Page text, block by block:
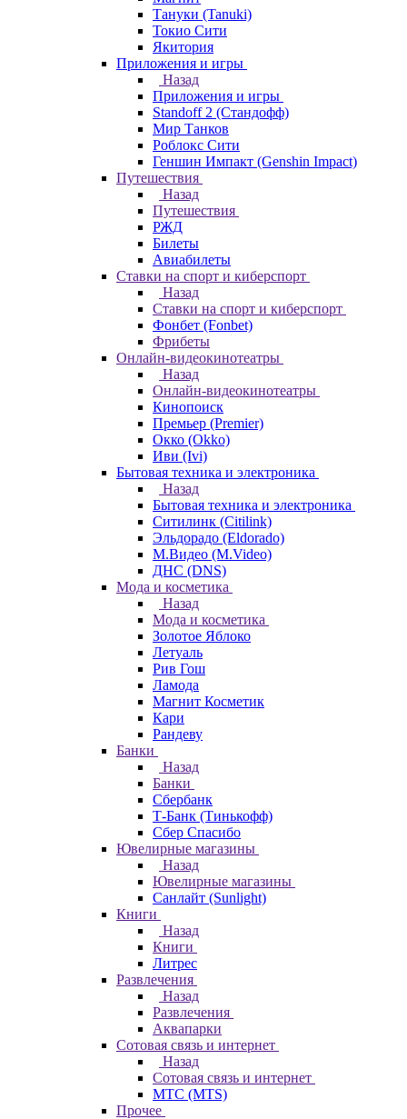
Тануки (Tanuki)
Токио Сити
Якитория
Приложения и игры
Назад
Приложения и игры
Standoff 2 (Стандофф)
Мир Танков
Роблокс Сити
Геншин Импакт (Genshin Impact)
Путешествия
Назад
Путешествия
РЖД
Билеты
Авиабилеты
Ставки на спорт и киберспорт
Назад
Ставки на спорт и киберспорт
Фонбет (Fonbet)
Фрибеты
Онлайн-видеокинотеатры
Назад
Онлайн-видеокинотеатры
Кинопоиск
Премьер (Premier)
Окко (Okko)
Иви (Ivi)
Бытовая техника и электроника
Назад
Бытовая техника и электроника
Ситилинк (Citilink)
Эльдорадо (Eldorado)
М.Видео (M.Video)
ДНС (DNS)
Мода и косметика
Назад
Мода и косметика
Золотое Яблоко
Летуаль
Рив Гош
Ламода
Магнит Косметик
Кари
Рандеву
Банки
Назад
Банки
Сбербанк
Т-Банк (Тинькофф)
Сбер Спасибо
Ювелирные магазины
Назад
Ювелирные магазины
Санлайт (Sunlight)
Книги
Назад
Книги
Литрес
Развлечения
Назад
Развлечения
Аквапарки
Сотовая связь и интернет
Назад
Сотовая связь и интернет
МТС (MTS)
Прочее